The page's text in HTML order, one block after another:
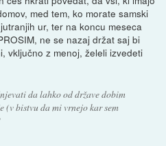
med tem, ko morate samski
ur, ter na koncu meseca
ne se nazaj držat saj bi
vključno z menoj, želeli izvedeti
da lahko od države dobim
(v bistvu da mi vrnejo kar sem